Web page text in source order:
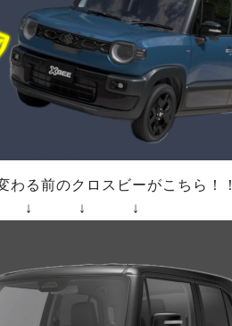
わる前のクロスビーがこちら！！
↓ ↓ ↓